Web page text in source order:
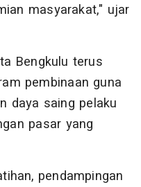
masyarakat," ujar
Bengkulu terus
pembinaan guna
daya saing pelaku
pasar yang
pendampingan